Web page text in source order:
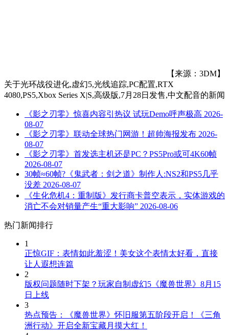
【来源：3DM】
关于光环战役进化,虚幻5,光线追踪,PC配置,RTX
4080,PS5,Xbox Series X|S,高级版,7月28日发售,中文配音的新闻
《影之刃零》惊喜内容引热议 试玩Demo呼声极高 2026-
08-07
《影之刃零》联动全球热门网游！超帅海报发布 2026-
08-07
《影之刃零》首发选主机还是PC？PS5Pro或可4K60帧
2026-08-07
30帧≈60帧?《鬼武者：剑之道》制作人:NS2和PS5几乎
没差 2026-08-07
《生化危机4：重制版》发行商卡普空表示，实体游戏的
消亡不会对销量产生“重大影响” 2026-08-06
热门新闻排行
1
正惊GIF：表情如此羞涩！美女这个表情太好看，直接
让人遐想连篇
2
版权问题随时下架？玩家自制虚幻5《魔兽世界》8月15
日上线
3
热点预告：《魔兽世界》怀旧服第五阶段开启！《三角
洲行动》开启全新宝藏月摸大红！